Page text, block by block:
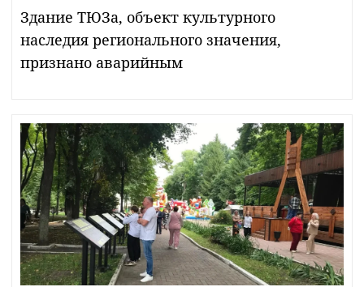
Здание ТЮЗа, объект культурного
наследия регионального значения,
признано аварийным